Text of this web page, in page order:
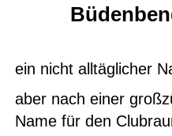
ein nicht alltäglicher
aber nach einer
Name für den